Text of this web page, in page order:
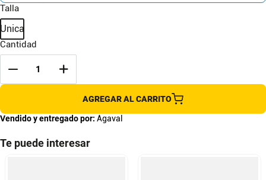
Talla
Unica
Cantidad
AGREGAR AL CARRITO
Vendido y entregado por: Agaval
Te puede interesar